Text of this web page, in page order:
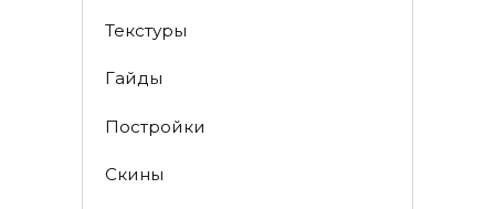
Текстуры
Гайды
Постройки
Скины